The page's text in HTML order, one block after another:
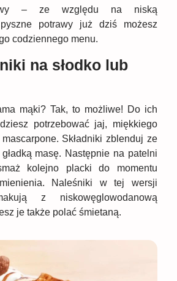
– ze względu na niską
potrawy już dziś możesz
codziennego menu.
na słodko lub
mąki? Tak, to możliwe! Do ich
potrzebować jaj, miękkiego
Składniki zblenduj ze
masę. Następnie na patelni
kolejno placki do momentu
Naleśniki w tej wersji
z niskowęglowodanową
je także polać śmietaną.